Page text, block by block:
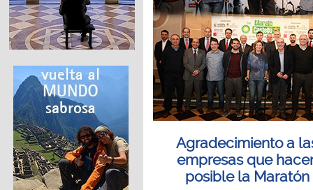
Agradecimiento a
empresas que
posible la Maratón